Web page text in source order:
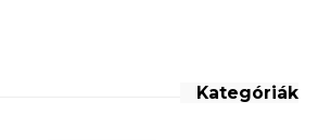
Kategóriák